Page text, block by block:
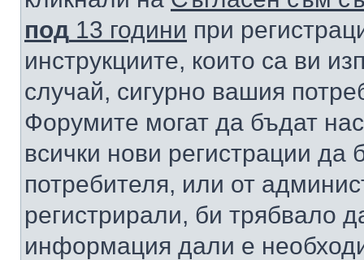
под 13 години при
инструкциите, които са ви
случай, сигурно вашия
Форумите могат да бъдат
всички нови регистрации да
потребителя, или от
регистрирали, би трябвало
информация дали е